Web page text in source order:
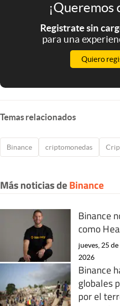
¡Queremos
Registrate sin
para una
Quiero
Temas relacionados
Binance criptomonedas
Más noticias deBinance
Binance
como
jueves, 25
2026
Binance
globales
por el